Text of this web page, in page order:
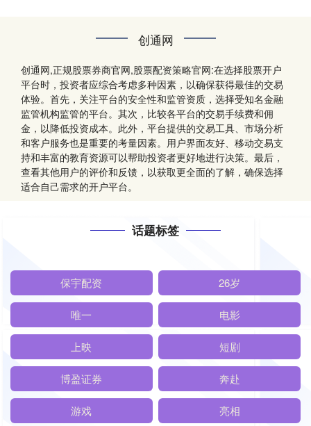
创通网
创通网,正规股票券商官网,股票配资策略官网:在选择股票开户
平台时，投资者应综合考虑多种因素，以确保获得最佳的交易
体验。首先，关注平台的安全性和监管资质，选择受知名金融
监管机构监管的平台。其次，比较各平台的交易手续费和佣
金，以降低投资成本。此外，平台提供的交易工具、市场分析
和客户服务也是重要的考量因素。用户界面友好、移动交易支
持和丰富的教育资源可以帮助投资者更好地进行决策。最后，
查看其他用户的评价和反馈，以获取更全面的了解，确保选择
适合自己需求的开户平台。
话题标签
保宇配资 26岁
唯一 电影
上映 短剧
博盈证券 奔赴
游戏 亮相